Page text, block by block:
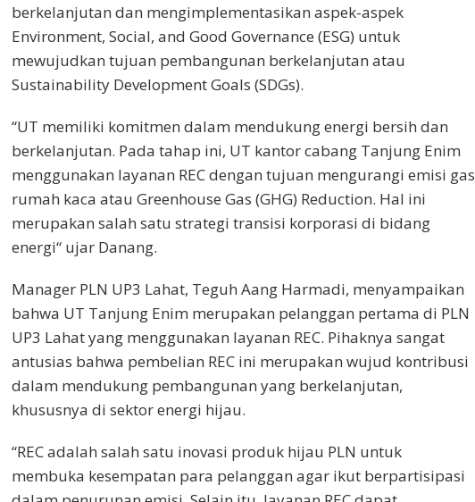
berkelanjutan dan mengimplementasikan aspek-aspek
Environment, Social, and Good Governance (ESG) untuk
mewujudkan tujuan pembangunan berkelanjutan atau
Sustainability Development Goals (SDGs).
“UT memiliki komitmen dalam mendukung energi bersih dan
berkelanjutan. Pada tahap ini, UT kantor cabang Tanjung Enim
menggunakan layanan REC dengan tujuan mengurangi emisi gas
rumah kaca atau Greenhouse Gas (GHG) Reduction. Hal ini
merupakan salah satu strategi transisi korporasi di bidang
energi“ ujar Danang.
Manager PLN UP3 Lahat, Teguh Aang Harmadi, menyampaikan
bahwa UT Tanjung Enim merupakan pelanggan pertama di PLN
UP3 Lahat yang menggunakan layanan REC. Pihaknya sangat
antusias bahwa pembelian REC ini merupakan wujud kontribusi
dalam mendukung pembangunan yang berkelanjutan,
khususnya di sektor energi hijau.
“REC adalah salah satu inovasi produk hijau PLN untuk
membuka kesempatan para pelanggan agar ikut berpartisipasi